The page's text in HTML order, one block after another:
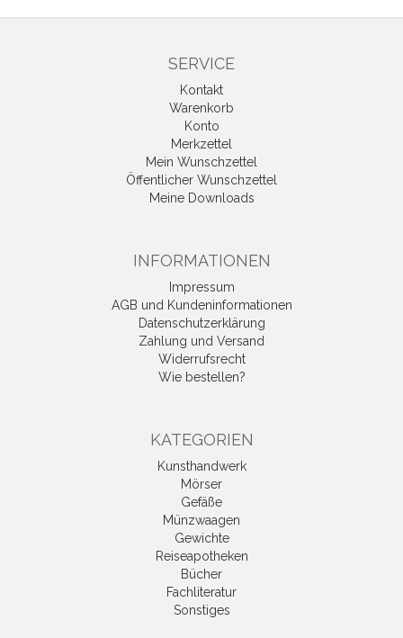
SERVICE
Kontakt
Warenkorb
Konto
Merkzettel
Mein Wunschzettel
Öffentlicher Wunschzettel
Meine Downloads
INFORMATIONEN
Impressum
AGB und Kundeninformationen
Datenschutzerklärung
Zahlung und Versand
Widerrufsrecht
Wie bestellen?
KATEGORIEN
Kunsthandwerk
Mörser
Gefäße
Münzwaagen
Gewichte
Reiseapotheken
Bücher
Fachliteratur
Sonstiges